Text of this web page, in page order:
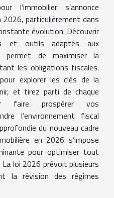
l’immobilier s’annonce
2026, particulièrement dans
évolution. Découvrir
et outils adaptés aux
permet de maximiser la
les obligations fiscales.
explorer les clés de la
et tirez parti de chaque
faire prospérer vos
l’environnement fiscal
du nouveau cadre
en 2026 s’impose
pour optimiser tout
loi 2026 prévoit plusieurs
la révision des régimes